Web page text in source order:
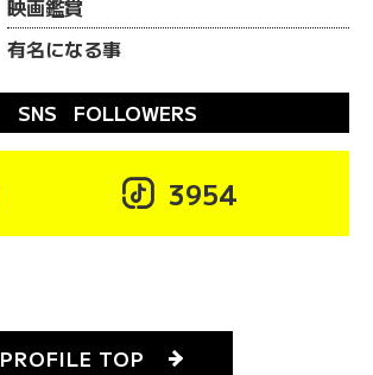
映画鑑賞
有名になる事
SNS FOLLOWERS
 3954
PROFILE TOP